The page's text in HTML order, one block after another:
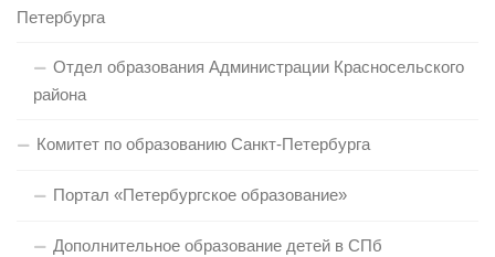
Петербурга
Отдел образования Администрации Красносельского
района
Комитет по образованию Санкт-Петербурга
Портал «Петербургское образование»
Дополнительное образование детей в СПб